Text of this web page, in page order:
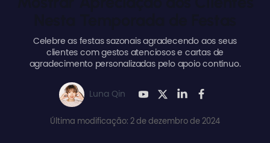
Celebre as festas sazonais agradecendo aos seus
clientes com gestos atenciosos e cartas de
agradecimento personalizadas pelo apoio contínuo.
Luna Qin
Última modificação: 2 de dezembro de 2024